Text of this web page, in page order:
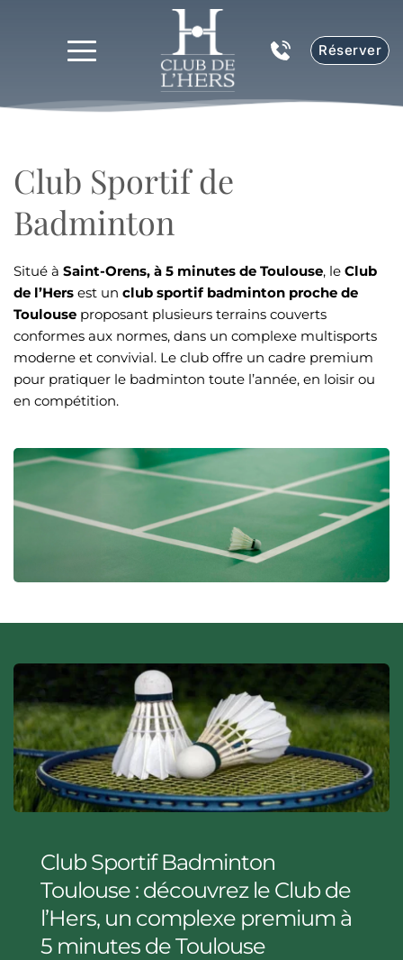
Réserver
Club Sportif de
Badminton
Situé à Saint-Orens, à 5 minutes de Toulouse, le Club
de l’Hers est un club sportif badminton proche de
Toulouse proposant plusieurs terrains couverts
conformes aux normes, dans un complexe multisports
moderne et convivial. Le club offre un cadre premium
pour pratiquer le badminton toute l’année, en loisir ou
en compétition.
Club Sportif Badminton
Toulouse : découvrez le Club de
l’Hers, un complexe premium à
5 minutes de Toulouse